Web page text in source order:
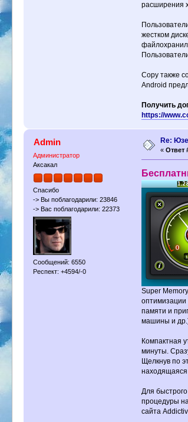
расширения
жестком
Copy также
Android
Получить
https://
Admin
Администратор
Аксакал
Спасибо
-> Вы поблагодарили: 23846
-> Вас поблагодарили: 22373
Сообщений: 6550
Респект: +4594/-0
Re:
«Ответ
Super
оптимизации
памяти и
машины и
Компактная
минуты.
Щелкнув по
находящаяся
Для
процедуры
сайта